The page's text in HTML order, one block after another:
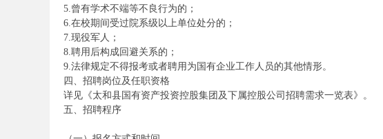
5.曾有学术不端等不良行为的；
6.在校期间受过院系级以上单位处分的；
7.现役军人；
8.聘用后构成回避关系的；
9.法律规定不得报考或者聘用为国有企业工作人员的其他情形。
四、招聘岗位及任职资格
详见《太和县国有资产投资控股集团及下属控股公司招聘需求一览表》。
五、招聘程序